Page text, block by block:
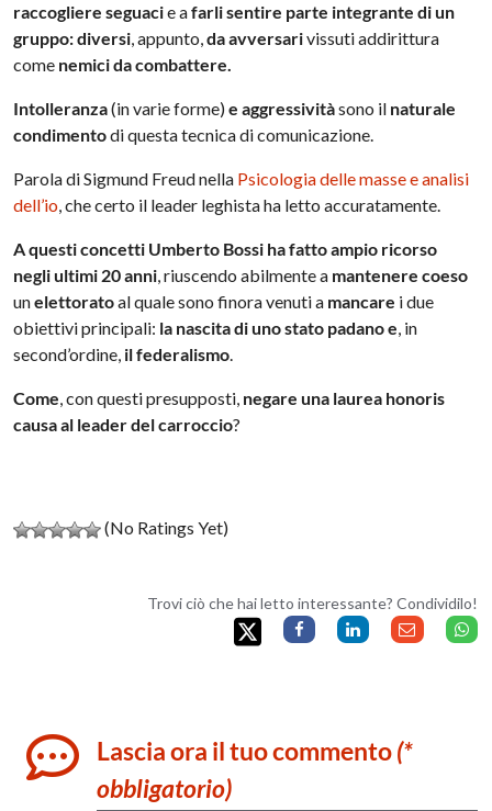
raccogliere seguacie afarli sentire parte integrante di un
gruppo: diversi, appunto,da avversarivissuti addirittura
come nemici da combattere.
Intolleranza(in varie forme)e aggressivitàsono il naturale
condimentodi questa tecnica di comunicazione.
Parola di Sigmund Freud nella Psicologia delle masse e analisi
dell’io, che certo il leader leghista ha letto accuratamente.
A questi concetti Umberto Bossi ha fatto ampio ricorso
negli ultimi 20 anni, riuscendo abilmente a mantenere coeso
unelettoratoal quale sono finora venuti a mancare i due
obiettivi principali: la nascita di uno stato padanoe, in
second’ordine, il federalismo.
Come, con questi presupposti, negare una laurea honoris
causa al leader del carroccio?
(No Ratings Yet)
Trovi ciò che hai letto interessante? Condividilo!
Lascia ora il tuo commento(*
obbligatorio)